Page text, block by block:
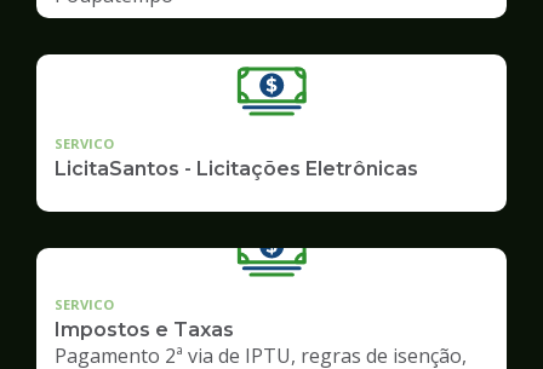
SERVICO
LicitaSantos - Licitações Eletrônicas
SERVICO
Impostos e Taxas
Pagamento 2ª via de IPTU, regras de isenção,